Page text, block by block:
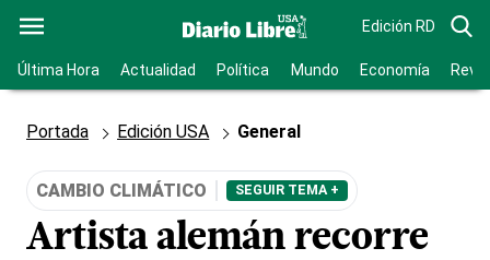
Edición RD
Última Hora Actualidad Política Mundo Economía
Portada Edición USA General
CAMBIO CLIMÁTICO SEGUIR TEMA +
Artista alemán recorre